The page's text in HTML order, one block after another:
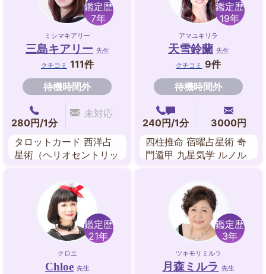
鑑定歴
7年
ミシマキアリー
三島キアリー 先生
クチコミ 111件
待機時間外
280円/1分
未対応
タロットカード 西洋占
星術（ヘリオセントリッ
カード ルーン 九星気学
ダウジング
鑑定歴
19年
アマユキリラ
天雪鈴蘭 先生
クチコミ
9件
待機時間外
240円/1分
3000円
四柱推命 宿曜占星術 奇
門遁甲 九星気学 ルノル
鑑定歴
21年
クロエ
Chloe 先生
鑑定歴
3年
ツキモリミルラ
月森ミルラ 先生